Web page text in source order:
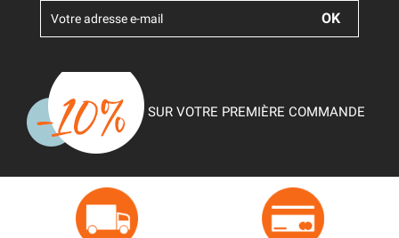
SUR VOTRE PREMIÈRE COMMANDE